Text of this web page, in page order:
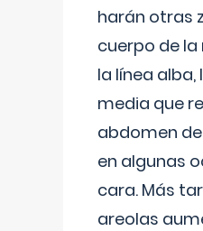
harán otras
cuerpo de
la línea alba,
media que
abdomen
en algunas
cara. Más
areolas